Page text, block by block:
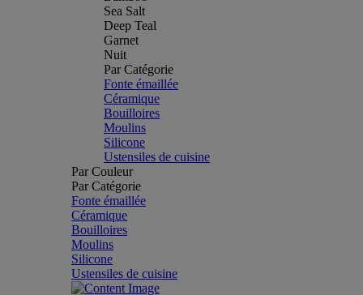
Sea Salt
Deep Teal
Garnet
Nuit
Par Catégorie
Fonte émaillée
Céramique
Bouilloires
Moulins
Silicone
Ustensiles de cuisine
Par Couleur
Par Catégorie
Fonte émaillée
Céramique
Bouilloires
Moulins
Silicone
Ustensiles de cuisine